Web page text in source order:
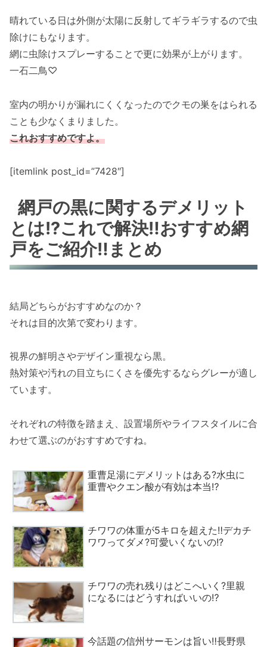
晴れている日は外側が太陽に反射してギラギラするので虫
除けにもなります。
網に虫除けスプレーすることで更に効果が上がります。
一石二鳥♡
室内の明かりが漏れにくくなったのでクモの巣をはられる
ことも少なくまりました。
これおすすめですよ。
[itemlink post_id=”7428″]
網戸の黒に関するデメリット
とは!?これで解決‼おすすめ網
戸をご紹介‼まとめ
結局どちらがおすすめなのか？
それは目的次第で変わります。
視界の鮮明さやデザイン重視なら黒。
熱対策や汚れの目立ちにくさを優先するならグレーが適し
ています。
それぞれの特徴を踏まえ、設置場所やライフスタイルに合
わせて選ぶのがおすすめですね。
重曹足湯にデメリットはある?水虫に
重曹やクエン酸が有効は本当⁉
チワワの体重が5キロを超えた‼デカチ
ワワってダメ?可愛いくないの!?
チワワの売れ残りはどこへいく?里親
になるにはどうすればいいの⁉
今話題の信州サーモンは旨い‼長野県